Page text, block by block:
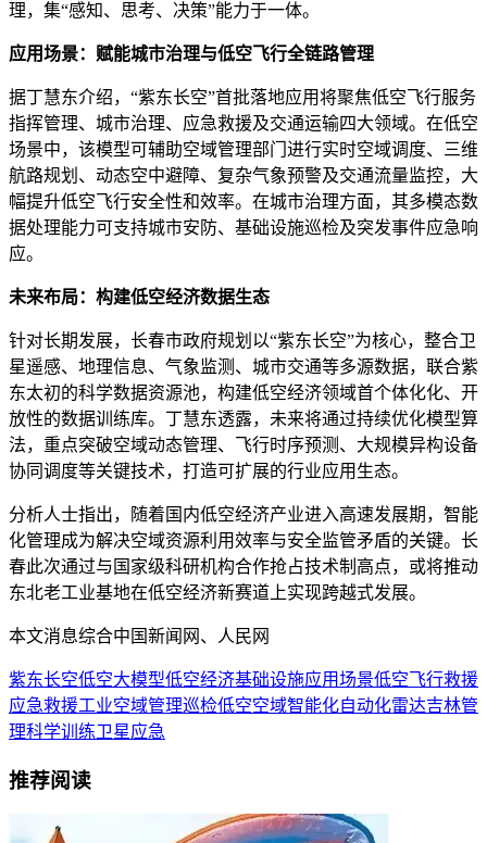
理，集“感知、思考、决策”能力于一体。
应用场景：赋能城市治理与低空飞行全链路管理
据丁慧东介绍，“紫东长空”首批落地应用将聚焦低空飞行服务
指挥管理、城市治理、应急救援及交通运输四大领域。在低空
场景中，该模型可辅助空域管理部门进行实时空域调度、三维
航路规划、动态空中避障、复杂气象预警及交通流量监控，大
幅提升低空飞行安全性和效率。在城市治理方面，其多模态数
据处理能力可支持城市安防、基础设施巡检及突发事件应急响
应。
未来布局：构建低空经济数据生态
针对长期发展，长春市政府规划以“紫东长空”为核心，整合卫
星遥感、地理信息、气象监测、城市交通等多源数据，联合紫
东太初的科学数据资源池，构建低空经济领域首个体化化、开
放性的数据训练库。丁慧东透露，未来将通过持续优化模型算
法，重点突破空域动态管理、飞行时序预测、大规模异构设备
协同调度等关键技术，打造可扩展的行业应用生态。
分析人士指出，随着国内低空经济产业进入高速发展期，智能
化管理成为解决空域资源利用效率与安全监管矛盾的关键。长
春此次通过与国家级科研机构合作抢占技术制高点，或将推动
东北老工业基地在低空经济新赛道上实现跨越式发展。
本文消息综合中国新闻网、人民网
紫东长空低空大模型低空经济基础设施应用场景低空飞行救援
应急救援工业空域管理巡检低空空域智能化自动化雷达吉林管
理科学训练卫星应急
推荐阅读